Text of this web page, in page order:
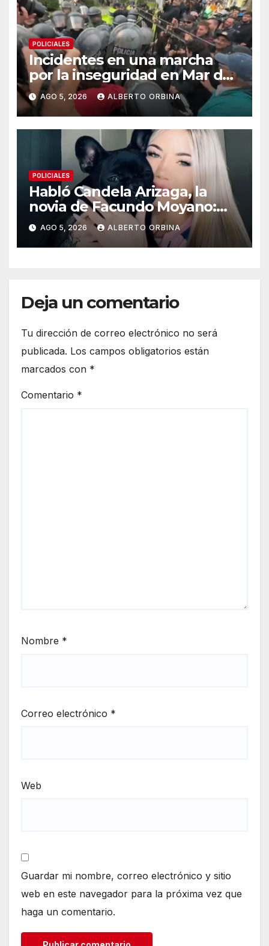
POLICIALES
Incidentes en una marcha
por la inseguridad en Mar del
Plata: vecinos piden que
cambien la cúpula policial
AGO 5, 2026 ALBERTO ORBINA
POLICIALES
Habló Candela Arizaga, la
novia de Facundo Moyano:
“Tengo errores como
cualquiera”
AGO 5, 2026 ALBERTO ORBINA
Deja un comentario
Tu dirección de correo electrónico no será
publicada. Los campos obligatorios están
marcados con *
Comentario *
Nombre *
Correo electrónico *
Web
Guardar mi nombre, correo electrónico y sitio
web en este navegador para la próxima vez que
haga un comentario.